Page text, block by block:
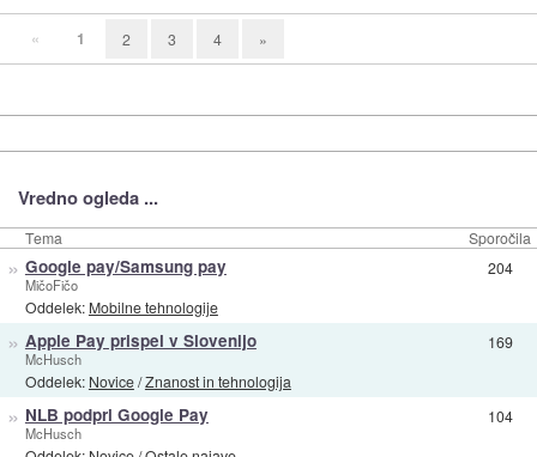
« 1 2 3 4 »
Vredno ogleda ...
Tema Sporočila
» Google pay/Samsung pay
MičoFičo
Oddelek: Mobilne tehnologije
204
» Apple Pay prispel v Slovenijo
McHusch
Oddelek: Novice/Znanost in tehnologija
169
» NLB podprl Google Pay
McHusch
104